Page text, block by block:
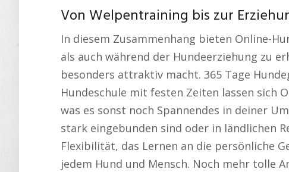
Von Welpentraining bis zur
In diesem Zusammenhang bieten Online-
als auch während der Hundeerziehung zu
besonders attraktiv macht. 365 Tage
Hundeschule mit festen Zeiten lassen sich
was es sonst noch Spannendes in deiner
stark eingebunden sind oder in ländlichen
Flexibilität, das Lernen an die persönliche
jedem Hund und Mensch. Noch mehr tolle